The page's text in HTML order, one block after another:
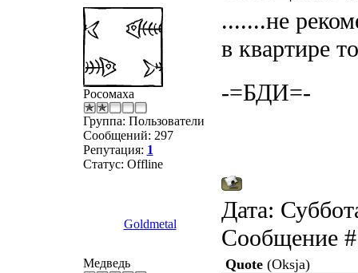
Росомаха
Группа: Пользователи
Сообщений: 297
Репутация: 1
Статус: Offline
.......не
в квартире
-=БДИ=-
Goldmetal
Дата:
Сообщение
Медведь
Quote(Oksja)